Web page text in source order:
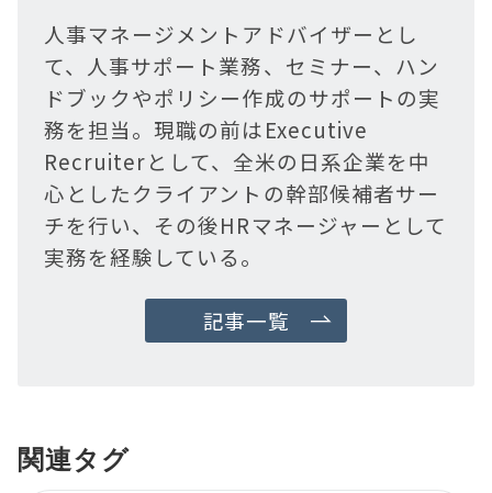
人事マネージメントアドバイザーとし
て、人事サポート業務、セミナー、ハン
ドブックやポリシー作成のサポートの実
務を担当。現職の前はExecutive
Recruiterとして、全米の日系企業を中
心としたクライアントの幹部候補者サー
チを行い、その後HRマネージャーとして
実務を経験している。
記事一覧
関連タグ